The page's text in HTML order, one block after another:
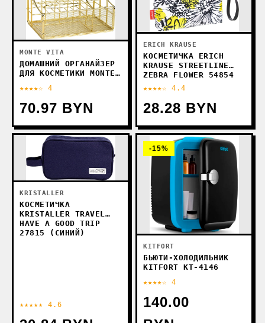
MONTE VITA
ДОМАШНИЙ ОРГАНАЙЗЕР
ДЛЯ КОСМЕТИКИ MONTE
(ЗОЛОТОЙ)
★★★★☆ 4
70.97 BYN
ERICH KRAUSE
КОСМЕТИЧКА ERICH
KRAUSE STREETLINE
ZEBRA FLOWER 54854
★★★★☆ 4.4
28.28 BYN
KRISTALLER
КОСМЕТИЧКА
KRISTALLER TRAVEL
HAVE A GOOD TRIP
27815 (СИНИЙ)
★★★★★ 4.6
-15%
KITFORT
БЬЮТИ-ХОЛОДИЛЬНИК
KITFORT KT-4146
★★★★☆ 4
140.00